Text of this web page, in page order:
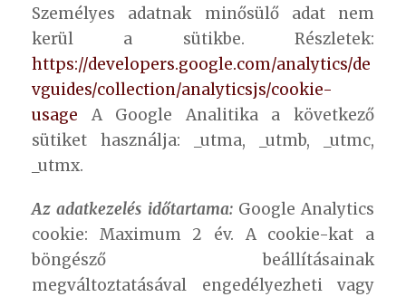
Személyes adatnak minősülő adat nem
kerül a sütikbe. Részletek:
https://developers.google.com/analytics/de
vguides/collection/analyticsjs/cookie-
usage A Google Analitika a következő
sütiket használja: _utma, _utmb, _utmc,
_utmx.
Az adatkezelés időtartama: Google Analytics
cookie: Maximum 2 év. A cookie-kat a
böngésző beállításainak
megváltoztatásával engedélyezheti vagy